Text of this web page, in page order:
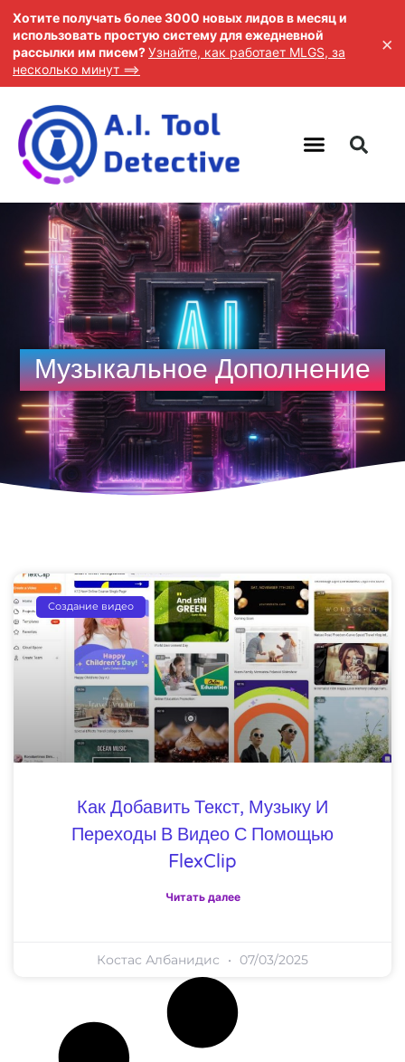
Музыкальное Дополнение
Создание видео
Как Добавить Текст, Музыку И
Переходы В Видео С Помощью
FlexClip
Читать далее
Костас Албанидис 07/03/2025
Хотите получать более 3000 новых лидов в месяц и
использовать простую систему для ежедневной
рассылки им писем?Узнайте, как работает MLGS, за
несколько минут ==>
×